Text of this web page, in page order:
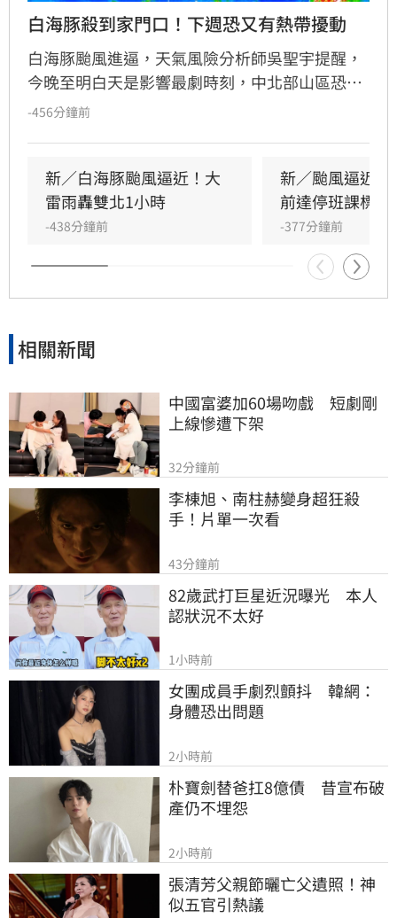
白海豚殺到家門口！下週恐又有熱帶擾動
白海豚颱風進逼，天氣風險分析師吳聖宇提醒，
今晚至明白天是影響最劇時刻，中北部山區恐達
豪雨等級，新竹以北及沿海地區更須嚴防9至10
外，下週末需密切留意南邊低壓帶中的熱帶擾動
發展，不排除有新的熱帶系統接近影響台灣。
-456分鐘前
新／白海豚颱風逼近！大
雷雨轟雙北1小時
-438分鐘前
新／颱風逼近
前達停班課標準
-377分鐘前
相關新聞
中國富婆加60場吻戲　短劇剛
上線慘遭下架
32分鐘前
李棟旭、南柱赫變身超狂殺
手！片單一次看
43分鐘前
82歲武打巨星近況曝光　本人
認狀況不太好
1小時前
女團成員手劇烈顫抖　韓網：
身體恐出問題
2小時前
朴寶劍替爸扛8億債　昔宣布破
產仍不埋怨
2小時前
張清芳父親節曬亡父遺照！神
似五官引熱議